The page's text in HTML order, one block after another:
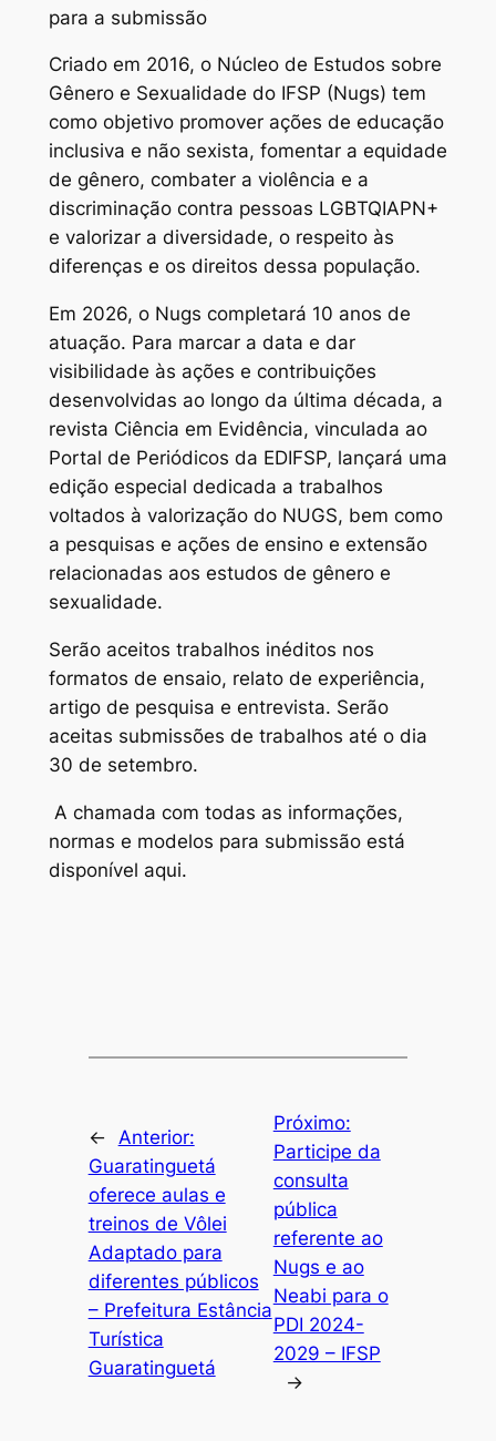
para a submissão
Criado em 2016, o Núcleo de Estudos sobre
Gênero e Sexualidade do IFSP (Nugs) tem
como objetivo promover ações de educação
inclusiva e não sexista, fomentar a equidade
de gênero, combater a violência e a
discriminação contra pessoas LGBTQIAPN+
e valorizar a diversidade, o respeito às
diferenças e os direitos dessa população.
Em 2026, o Nugs completará 10 anos de
atuação. Para marcar a data e dar
visibilidade às ações e contribuições
desenvolvidas ao longo da última década, a
revista Ciência em Evidência, vinculada ao
Portal de Periódicos da EDIFSP, lançará uma
edição especial dedicada a trabalhos
voltados à valorização do NUGS, bem como
a pesquisas e ações de ensino e extensão
relacionadas aos estudos de gênero e
sexualidade.
Serão aceitos trabalhos inéditos nos
formatos de ensaio, relato de experiência,
artigo de pesquisa e entrevista. Serão
aceitas submissões de trabalhos até o dia
30 de setembro.
A chamada com todas as informações,
normas e modelos para submissão está
disponível aqui.
← Anterior:
Guaratinguetá
oferece aulas e
treinos de Vôlei
Adaptado para
diferentes públicos
– Prefeitura Estância
Turística
Guaratinguetá
Próximo:
Participe da
consulta
pública
referente ao
Nugs e ao
Neabi para o
PDI 2024-
2029 – IFSP
→